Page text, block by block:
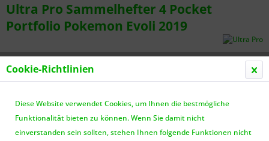
Ultra Pro Sammelhefter 4 Pocket
Portfolio Pokemon Evoli 2019
Cookie-Richtlinien
Diese Website verwendet Cookies, um Ihnen die bestmögliche
Funktionalität bieten zu können. Wenn Sie damit nicht
einverstanden sein sollten, stehen Ihnen folgende Funktionen nicht